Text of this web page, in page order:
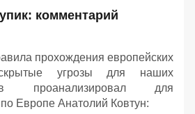
комментарий
прохождения европейских
угрозы для наших
проанализировал для
Европе Анатолий Ковтун: